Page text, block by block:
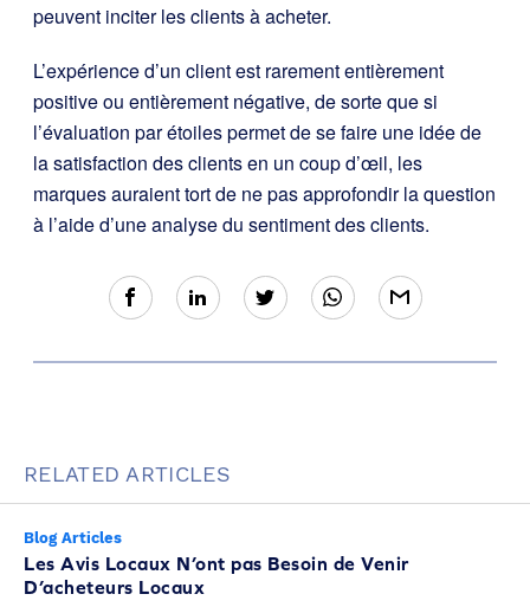
peuvent inciter les clients à acheter.
L’expérience d’un client est rarement entièrement
positive ou entièrement négative, de sorte que si
l’évaluation par étoiles permet de se faire une idée de
la satisfaction des clients en un coup d’œil, les
marques auraient tort de ne pas approfondir la question
à l’aide d’une analyse du sentiment des clients.
RELATED ARTICLES
Blog Articles
Les Avis Locaux N’ont pas Besoin de Venir
D’acheteurs Locaux